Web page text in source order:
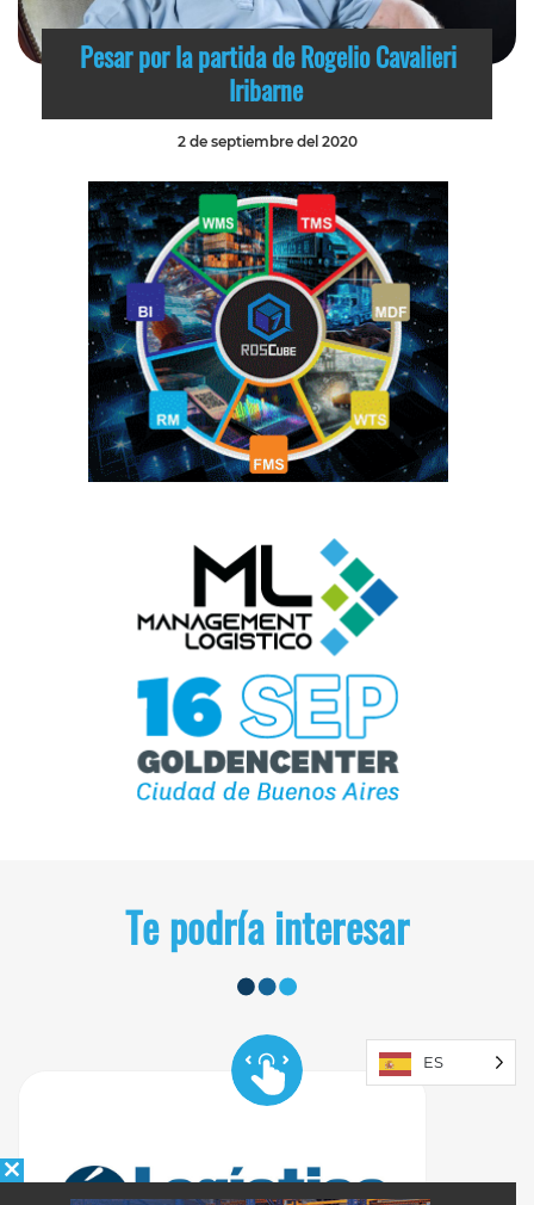
Pesar por la partida de Rogelio Cavalieri
Iribarne
2 de septiembre del 2020
Te podría interesar
ES